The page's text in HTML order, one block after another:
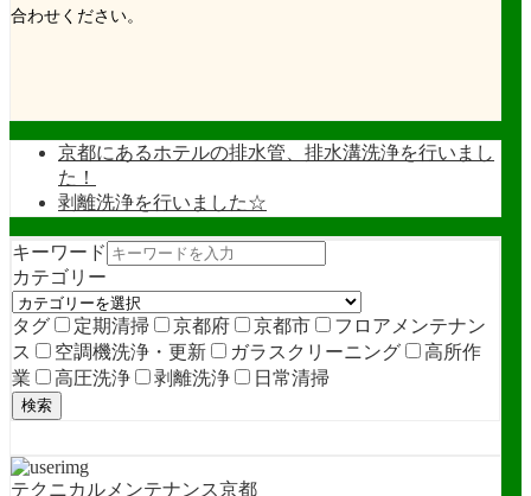
合わせください。
京都にあるホテルの排水管、排水溝洗浄を行いまし
た！
剥離洗浄を行いました☆
キーワード
カテゴリー
タグ 定期清掃 京都府 京都市
フロアメンテナン
ス
空調機洗浄・更新 ガラスクリーニング
高所作
業
高圧洗浄 剥離洗浄 日常清掃
検索
テクニカルメンテナンス京都